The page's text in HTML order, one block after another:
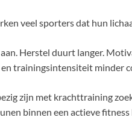
veel sporters dat hun
Herstel duurt langer.
trainingsintensiteit minder
zijn met krachttraining
binnen een actieve